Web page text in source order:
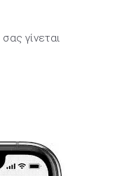
σας γίνεται